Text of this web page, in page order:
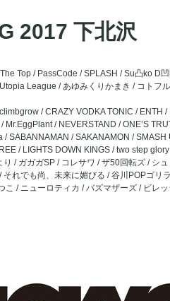
2017 下北沢
Top / PassCode / SPLASH / Su凸ko D
League / あゆみくりかまき / コトフ
/ CRAZY VODKA TONIC / ENTH
Mr.EggPlant / NEVERSTAND / ONE’S
SABANNAMAN / SAKANAMON / SMASH
/ LIGHTS DOWN KINGS / two step
/ ガガガSP / コレサワ / ザ50回転ズ / シ
れでも尚、未来に媚びる / 谷川POPゴリ
こ / ニューロティカ / バズマザーズ / ビレ